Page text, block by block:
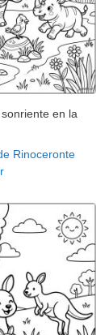
en la
Rinoceronte